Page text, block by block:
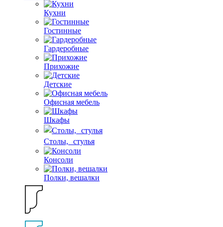
Кухни
Гостинные
Гардеробные
Прихожие
Детские
Офисная мебель
Шкафы
Столы, стулья
Консоли
Полки, вешалки